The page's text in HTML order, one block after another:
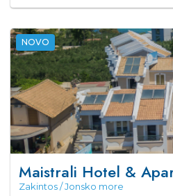
NOVO
Maistrali Hotel &
Zakintos / Jonsko more